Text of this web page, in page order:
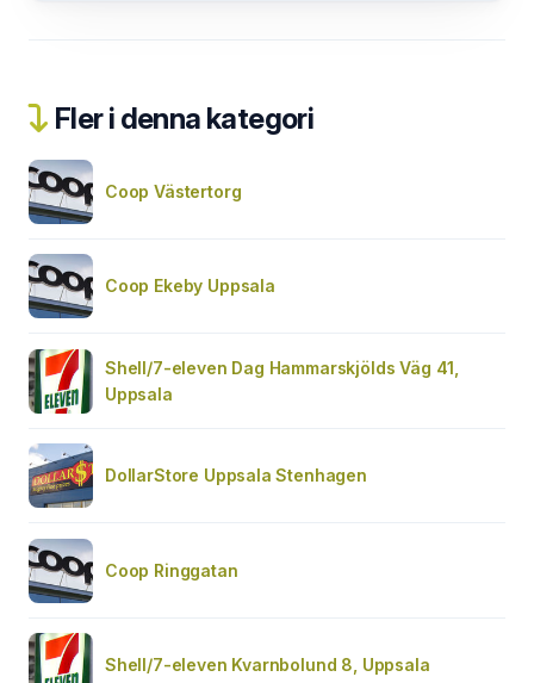
Fler i denna kategori
Coop Västertorg
Coop Ekeby Uppsala
Shell/7-eleven Dag Hammarskjölds Väg 41,
Uppsala
DollarStore Uppsala Stenhagen
Coop Ringgatan
Shell/7-eleven Kvarnbolund 8, Uppsala